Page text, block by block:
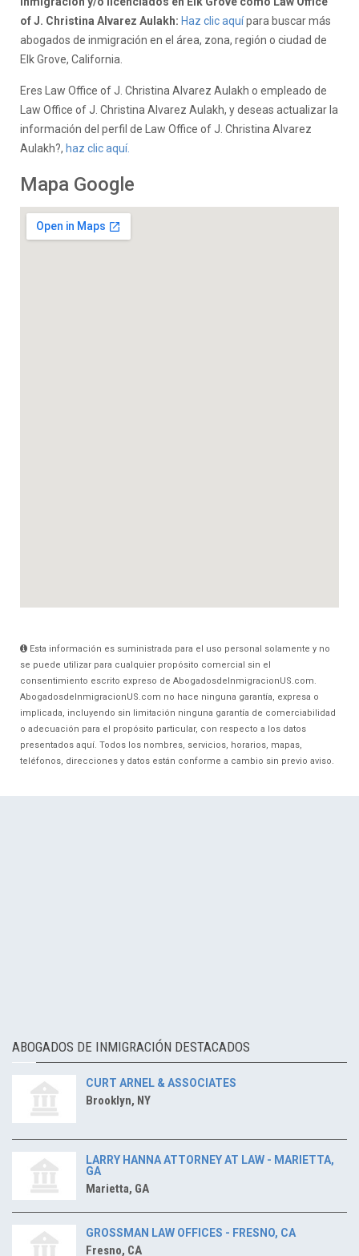
of J. Christina Alvarez Aulakh: Haz clic aquípara buscar más
abogados de inmigración en el área, zona, región o ciudad de
Elk Grove, California.
Eres Law Office of J. Christina Alvarez Aulakh o empleado de
Law Office of J. Christina Alvarez Aulakh, y deseas actualizar la
información del perfil de Law Office of J. Christina Alvarez
Aulakh?, haz clic aquí.
Mapa Google
Esta información es suministrada para el uso personal solamente y no
se puede utilizar para cualquier propósito comercial sin el
consentimiento escrito expreso de AbogadosdeInmigracionUS.com.
AbogadosdeInmigracionUS.com no hace ninguna garantía, expresa o
implicada, incluyendo sin limitación ninguna garantía de comerciabilidad
o adecuación para el propósito particular, con respecto a los datos
presentados aquí. Todos los nombres, servicios, horarios, mapas,
teléfonos, direcciones y datos están conforme a cambio sin previo aviso.
ABOGADOS DE INMIGRACIÓN DESTACADOS
CURT ARNEL & ASSOCIATES
Brooklyn, NY
LARRY HANNA ATTORNEY AT LAW - MARIETTA,
GA
Marietta, GA
GROSSMAN LAW OFFICES - FRESNO, CA
Fresno, CA